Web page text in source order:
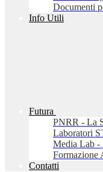
Documenti
Info Utili
Futura
PNRR - La
Laboratori
Media Lab -
Formazione
Contatti